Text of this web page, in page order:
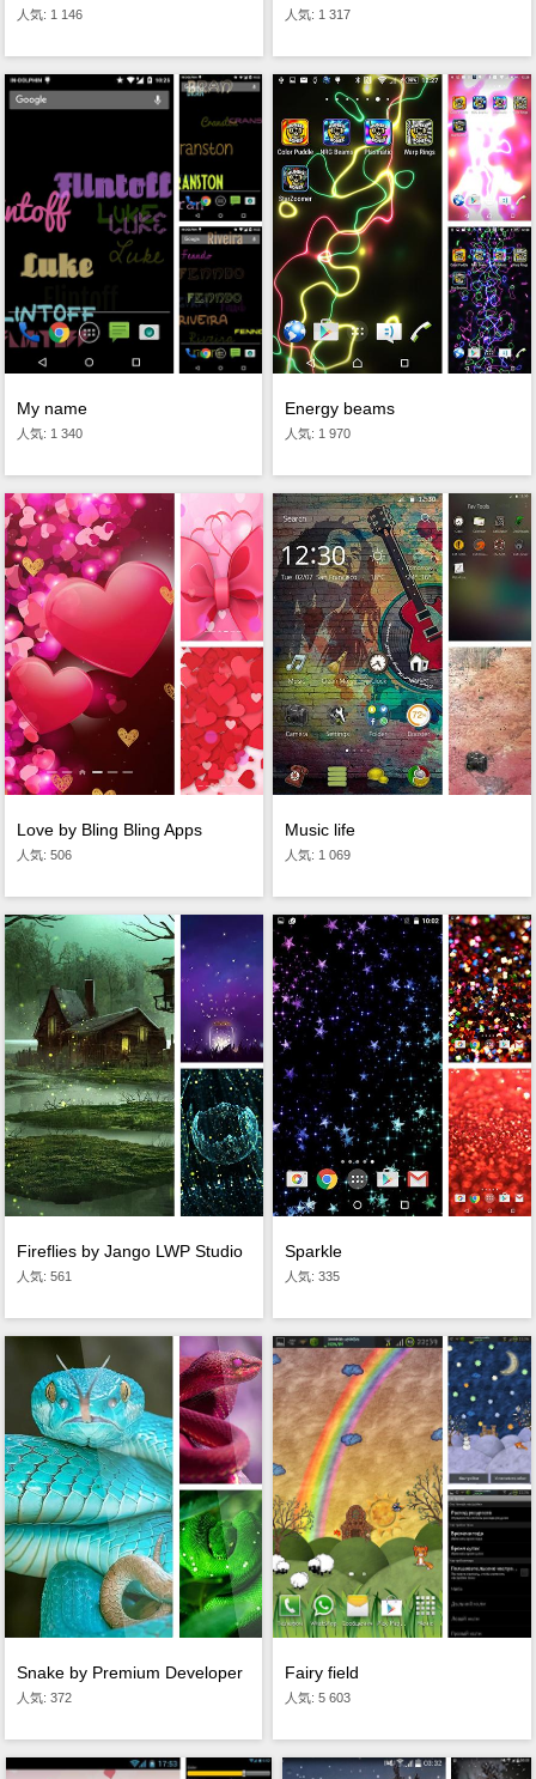
人気: 1 146 人気: 1 317
My name
人気: 1 340
Energy beams
人気: 1 970
Love by Bling Bling Apps
人気: 506
Music life
人気: 1 069
Fireflies by Jango LWP Studio
人気: 561
Sparkle
人気: 335
Snake by Premium Developer
人気: 372
Fairy field
人気: 5 603